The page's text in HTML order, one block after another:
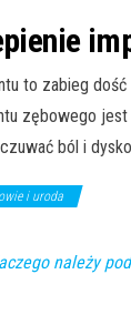
to zabieg
zębowego
ból i
i uroda
należy